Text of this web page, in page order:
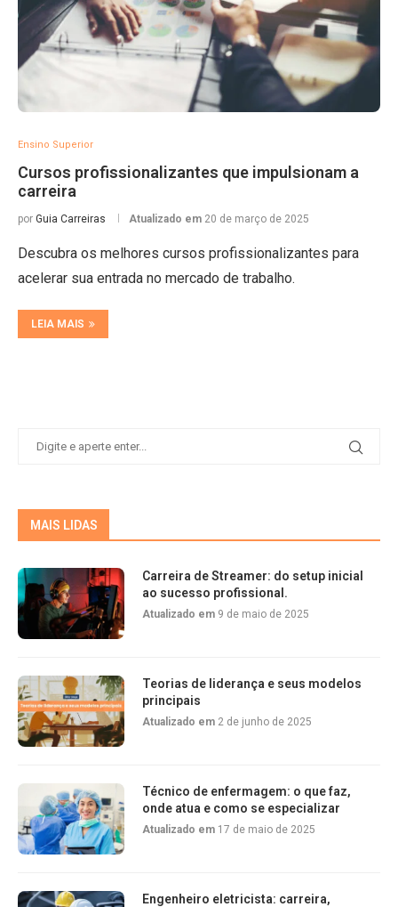
Ensino Superior
Cursos profissionalizantes que impulsionam a
carreira
por Guia Carreiras Atualizado em 20 de março de 2025
Descubra os melhores cursos profissionalizantes para
acelerar sua entrada no mercado de trabalho.
LEIA MAIS
MAIS LIDAS
Carreira de Streamer: do setup inicial
ao sucesso profissional.
Atualizado em 9 de maio de 2025
Teorias de liderança e seus modelos
principais
Atualizado em 2 de junho de 2025
Técnico de enfermagem: o que faz,
onde atua e como se especializar
Atualizado em 17 de maio de 2025
Engenheiro eletricista: carreira,